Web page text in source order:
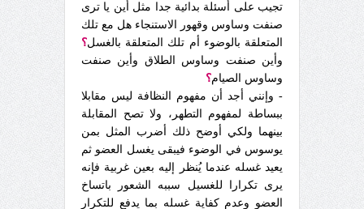
تجيب على أسئلة بدائية جدا مثل أين يا ترى
صنفت وساوس وقهور الاستنجاء هل مع تلك
المتعلقة بالوضوء أم تلك المتعلقة بالغسل؟
وأين صنفت وساوس الطلاق وأين صنفت
وساوس الصيام؟
- وإنني أجد أن مفهوم النظافة ليس مقابلا
ببساطة لمفهوم التطهر، ولا تصح المقابلة
بينهما ولكي أوضح ذلك أضرب المثل بمن
يوسوس في الوضوء فيبقى يغسل العضو ثم
يعيد غسله عندما يُنظر إليه بعين غربية فإنه
يرى تكرارا للغسيل سببه الشعور باتساخ
العضو وعدم كفاية غسله بما يدفع للتكرار